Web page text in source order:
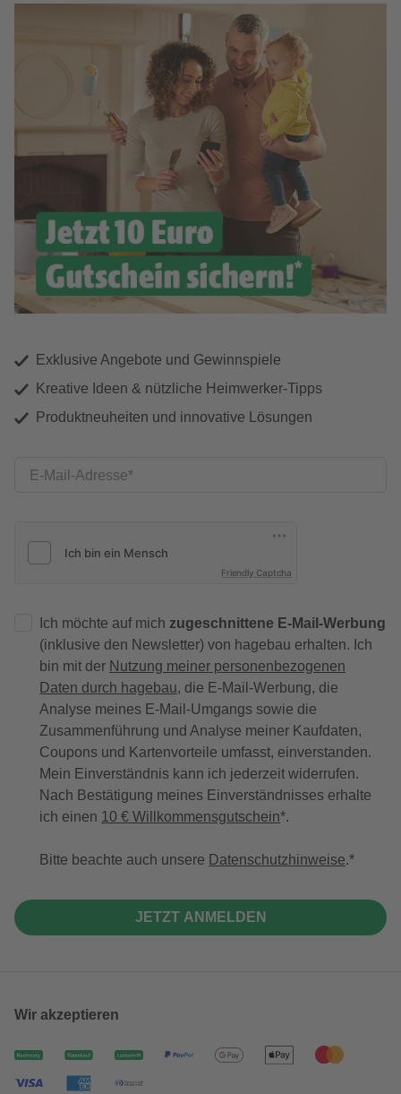
Exklusive Angebote und Gewinnspiele
Kreative Ideen & nützliche Heimwerker-Tipps
Produktneuheiten und innovative Lösungen
E-Mail-Adresse
Friendly Captcha
Ich möchte auf mich zugeschnittene E-Mail-Werbung
(inklusive den Newsletter) von hagebau erhalten. Ich
bin mit der Nutzung meiner personenbezogenen
Daten durch hagebau, die E-Mail-Werbung, die
Analyse meines E-Mail-Umgangs sowie die
Zusammenführung und Analyse meiner Kaufdaten,
Coupons und Kartenvorteile umfasst, einverstanden.
Mein Einverständnis kann ich jederzeit widerrufen.
Nach Bestätigung meines Einverständnisses erhalte
ich einen 10 € Willkommensgutschein*.
Bitte beachte auch unsere Datenschutzhinweise.
JETZT ANMELDEN
Wir akzeptieren